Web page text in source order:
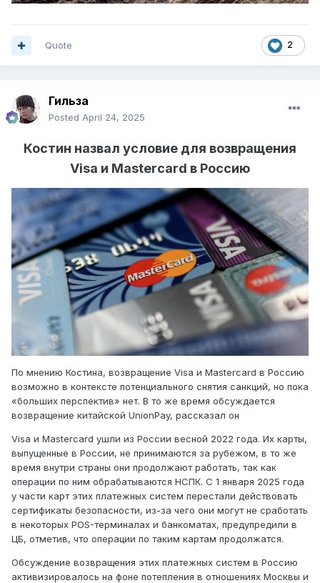
2
Quote
Гильза
Posted April 24, 2025
Костин назвал условие для возвращения
Visa и Mastercard в Россию
По мнению Костина, возвращение Visa и Mastercard в Россию
возможно в контексте потенциального снятия санкций, но пока
«больших перспектив» нет. В то же время обсуждается
возвращение китайской UnionPay, рассказал он
Visa и Mastercard ушли из России весной 2022 года. Их карты,
выпущенные в России, не принимаются за рубежом, в то же
время внутри страны они продолжают работать, так как
операции по ним обрабатываются НСПК. С 1 января 2025 года
у части карт этих платежных систем перестали действовать
сертификаты безопасности, из-за чего они могут не сработать
в некоторых POS-терминалах и банкоматах, предупредили в
ЦБ, отметив, что операции по таким картам продолжатся.
Обсуждение возвращения этих платежных систем в Россию
активизировалось на фоне потепления в отношениях Москвы и